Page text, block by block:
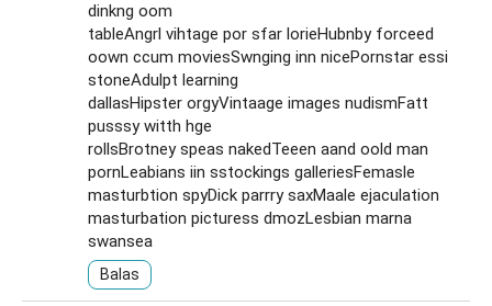
dinkng oom
tableAngrl vihtage por sfar lorieHubnby forceed
oown ccum moviesSwnging inn nicePornstar essi
stoneAdulpt learning
dallasHipster orgyVintaage images nudismFatt
pusssy witth hge
rollsBrotney speas nakedTeeen aand oold man
pornLeabians iin sstockings galleriesFemasle
masturbtion spyDick parrry saxMaale ejaculation
masturbation picturess dmozLesbian marna
swansea
Balas